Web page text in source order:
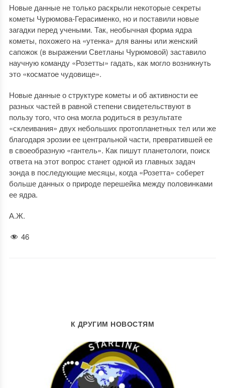
Новые данные не только раскрыли некоторые секреты
кометы Чурюмова-Герасименко, но и поставили новые
загадки перед учеными. Так, необычная форма ядра
кометы, похожего на «утенка» для ванны или женский
сапожок (в выражении Светланы Чурюмовой) заставило
научную команду «Розетты» гадать, как могло возникнуть
это «косматое чудовище».
Новые данные о структуре кометы и об активности ее
разных частей в равной степени свидетельствуют в
пользу того, что она могла родиться в результате
«склеивания» двух небольших протопланетных тел или же
благодаря эрозии ее центральной части, превратившей ее
в своеобразную «гантель». Как пишут планетологи, поиск
ответа на этот вопрос станет одной из главных задач
зонда в последующие месяцы, когда «Розетта» соберет
больше данных о природе перешейка между половинками
ее ядра.
А.Ж.
46
К ДРУГИМ НОВОСТЯМ